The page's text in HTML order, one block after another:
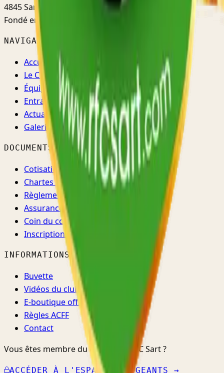
4845 Sart-lez-Spa (Jalhay)
Fondé en
NAVIGATION
Accueil
Le Club
Équipes
Entraînements
Actualités
Galerie
DOCUMENTS
Cotisations
Chartes & règlements
Règlement d'ordre intérieur
Assurance & santé
Coin du coach
Inscriptions →
INFORMATIONS
Buvette
Vidéos du club
E-boutique officielle ↗
Règles ACFF
Contact
Vous êtes membre du comité du RFC Sart ?
ACCÉDER À L'ESPACE DIRIGEANTS →